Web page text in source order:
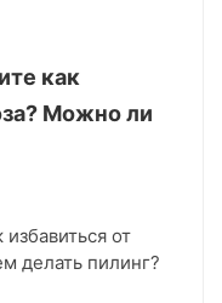
как
Можно ли
от
делать пилинг?